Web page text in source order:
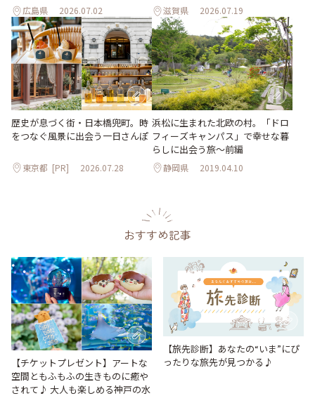
広島県 2026.07.02 滋賀県 2026.07.19
歴史が息づく街・日本橋兜町。時
をつなぐ風景に出会う一日さんぽ
東京都 [PR] 2026.07.28
浜松に生まれた北欧の村。「ドロ
フィーズキャンパス」で幸せな暮
らしに出会う旅～前編
静岡県 2019.04.10
おすすめ記事
【チケットプレゼント】アートな
空間ともふもふの生きものに癒や
されて♪ 大人も楽しめる神戸の水
【旅先診断】あなたの“いま”にぴ
ったりな旅先が見つかる♪